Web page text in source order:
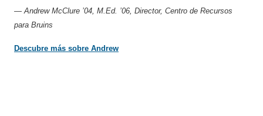
— Andrew McClure ’04, M.Ed. ’06, Director, Centro de Recursos
para Bruins
Descubre más sobre Andrew